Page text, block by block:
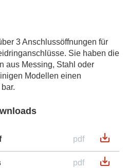
3 Anschlussöffnungen für
Sie haben die
aus Messing, Stahl oder
Modellen einen
pdf
pdf